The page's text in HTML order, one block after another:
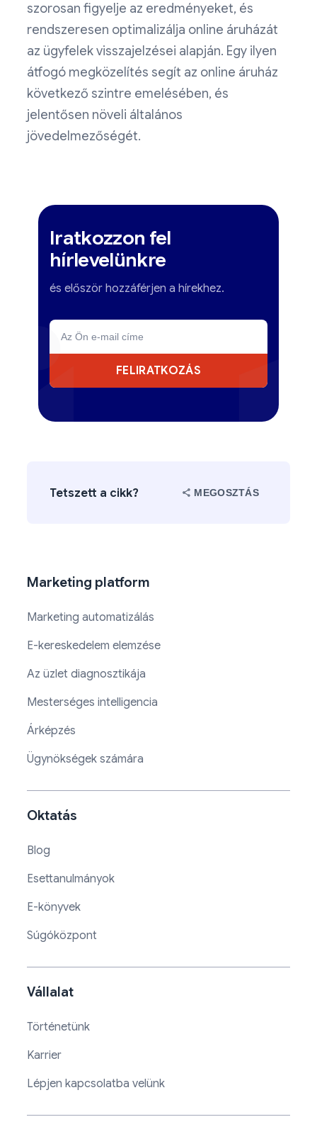
szorosan figyelje az eredményeket, és
rendszeresen optimalizálja online áruházát
az ügyfelek visszajelzései alapján. Egy ilyen
átfogó megközelítés segít az online áruház
következő szintre emelésében, és
jelentősen növeli általános
jövedelmezőségét.
Iratkozzon fel
hírlevelünkre
és először hozzáférjen a hírekhez.
FELIRATKOZÁS
Tetszett a cikk? MEGOSZTÁS
Marketing platform
Marketing automatizálás
E-kereskedelem elemzése
Az üzlet diagnosztikája
Mesterséges intelligencia
Árképzés
Ügynökségek számára
Oktatás
Blog
Esettanulmányok
E-könyvek
Súgóközpont
Vállalat
Történetünk
Karrier
Lépjen kapcsolatba velünk